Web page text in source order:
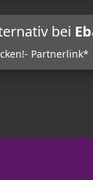
bei
Partnerlink*